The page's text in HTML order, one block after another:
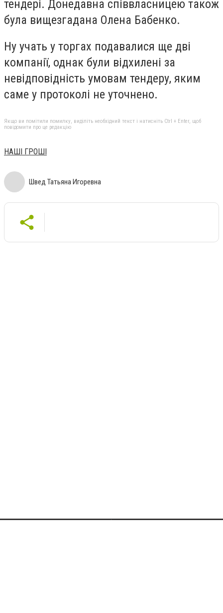
тендері. Донедавна співвласницею також
була вищезгадана Олена Бабенко.
Ну учать у торгах подавалися ще дві
компанії, однак були відхилені за
невідповідність умовам тендеру, яким
саме у протоколі не уточнено.
Якщо ви помітили помилку, виділіть необхідний текст і натисніть Ctrl + Enter, щоб
повідомити про це редакцію
НАШІ ГРОШІ
Швед Татьяна Игоревна